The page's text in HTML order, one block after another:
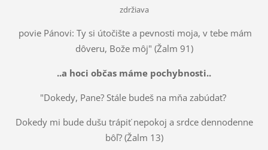
zdržiava
povie Pánovi: Ty si útočište a pevnosti moja, v tebe mám
dôveru, Bože môj" (Žalm 91)
..a hoci občas máme pochybnosti..
"Dokedy, Pane? Stále budeš na mňa zabúdať?
Dokedy mi bude dušu trápiť nepokoj a srdce dennodenne
bôľ? (Žalm 13)